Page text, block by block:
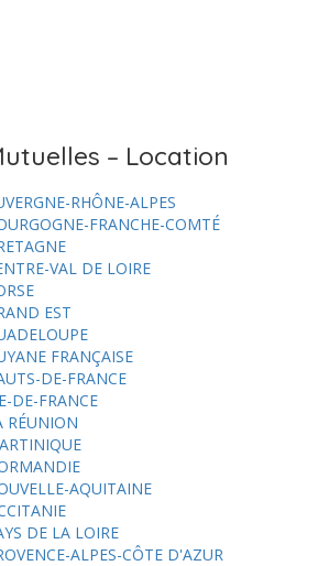
– Location
RHÔNE-ALPES
FRANCHE-COMTÉ
VAL DE LOIRE
EST
FRANÇAISE
DE-FRANCE
DE-FRANCE
RÉUNION
AQUITAINE
DE LA LOIRE
ALPES-CÔTE D'AZUR